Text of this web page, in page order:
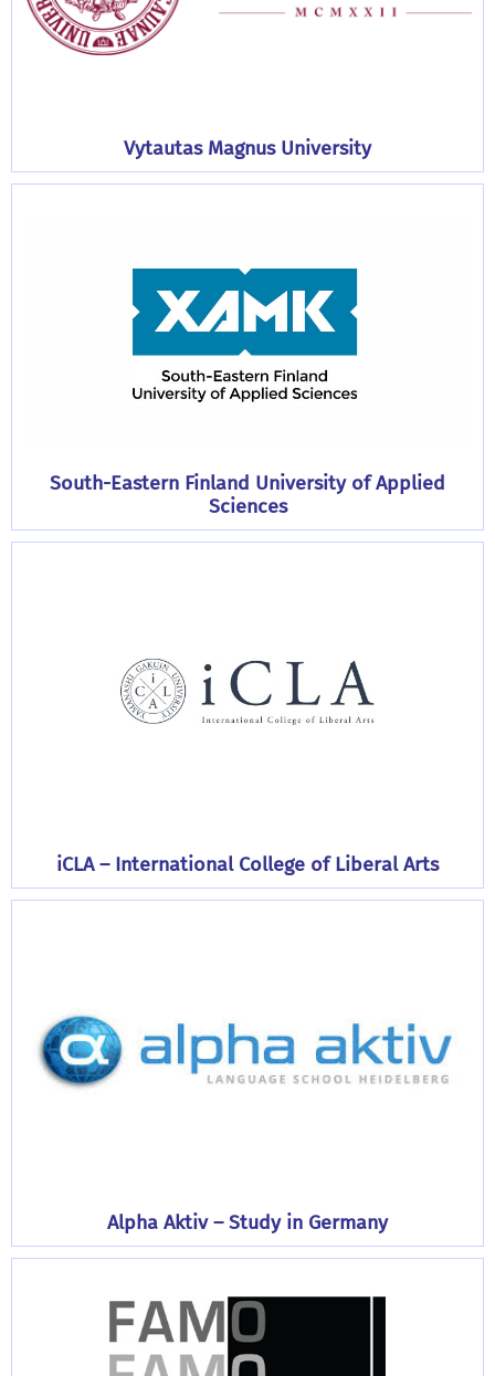
Vytautas Magnus University
South-Eastern Finland University of Applied
Sciences
iCLA – International College of Liberal Arts
Alpha Aktiv – Study in Germany